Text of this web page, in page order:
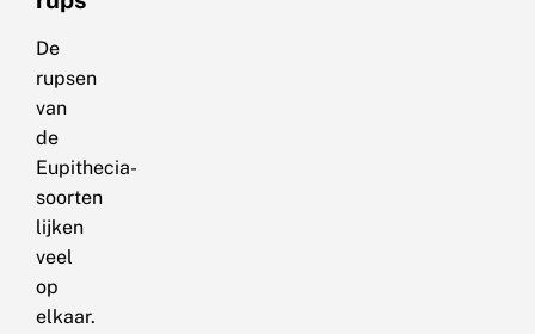
De
rupsen
van
de
Eupithecia-
soorten
lijken
veel
op
elkaar.